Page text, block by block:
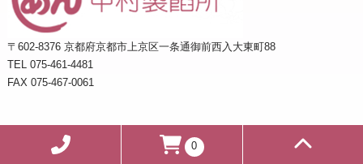
〒602-8376 京都府京都市上京区一条通御前西入大東町88
TEL 075-461-4481
FAX 075-467-0061
0
© 2026 中村製餡所